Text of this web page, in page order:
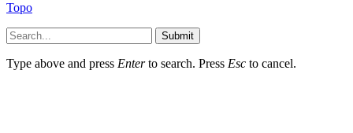
Topo
Submit
Type above and press Enterto search. Press Esc to cancel.